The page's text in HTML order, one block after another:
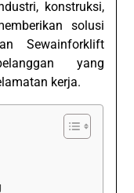
konstruksi,
solusi
Sewainforklift
yang
kerja.